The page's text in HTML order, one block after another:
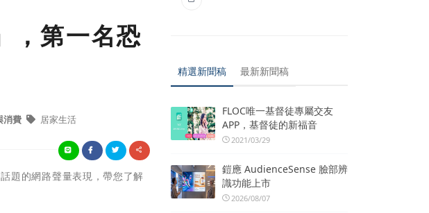
，第一名恐
消費 居家生活
題的網路聲量表現，帶您了解
精選新聞稿 最新新聞稿
FLOC唯一基督徒專屬交友
APP，基督徒的新福音
2021/03/29
鎧應 AudienceSense 臉部辨
識功能上市
2026/08/07